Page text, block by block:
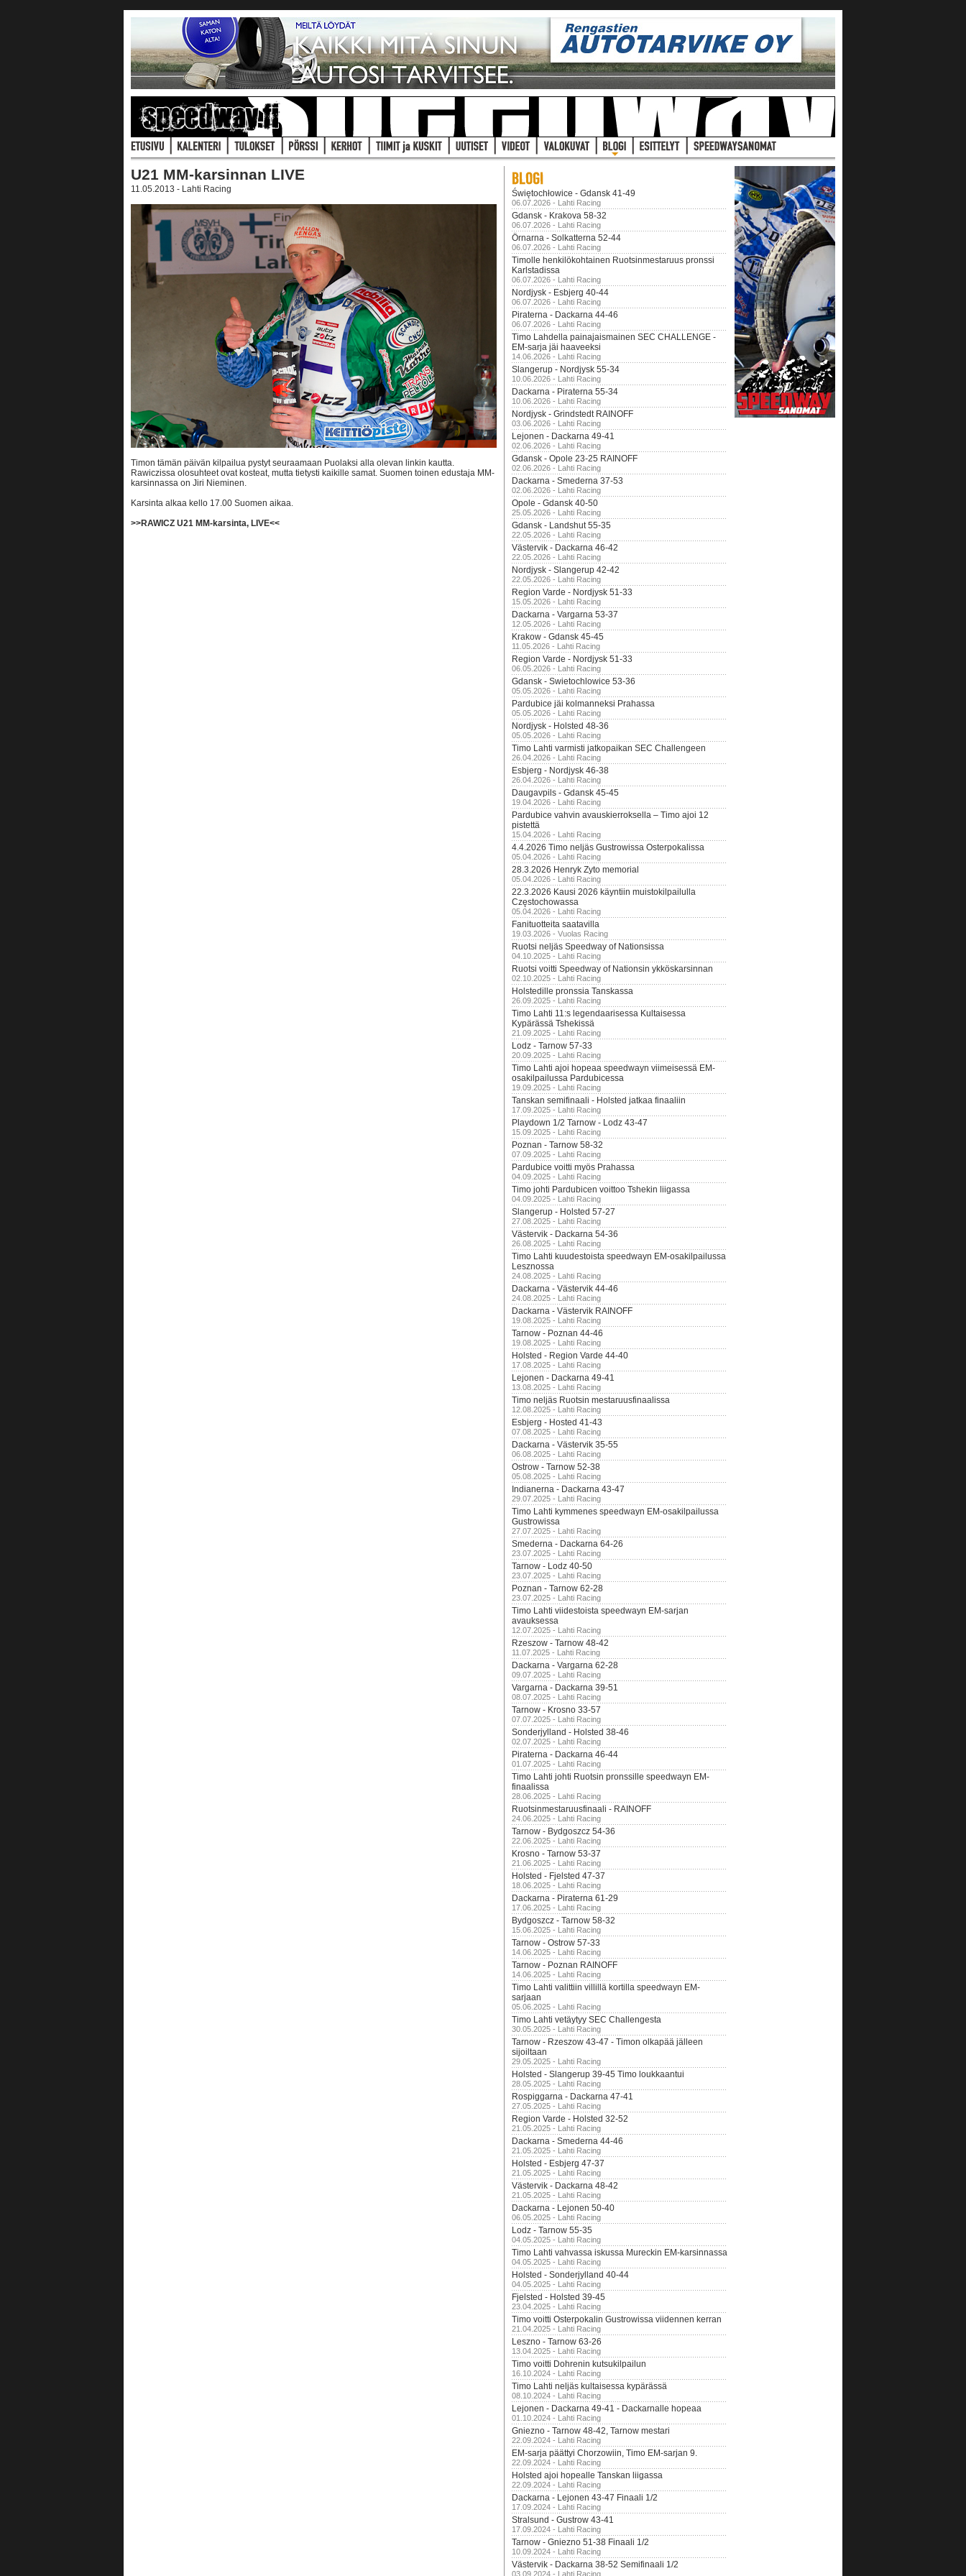
U21 MM-karsinnan LIVE
11.05.2013 - Lahti Racing
Timon tämän päivän kilpailua pystyt seuraamaan Puolaksi alla olevan linkin kautta.
Rawiczissa olosuhteet ovat kosteat, mutta tietysti kaikille samat. Suomen toinen edustaja MM-
karsinnassa on Jiri Nieminen.
Karsinta alkaa kello 17.00 Suomen aikaa.
>>RAWICZ U21 MM-karsinta, LIVE<<
Świętochłowice - Gdansk 41-49
06.07.2026 - Lahti Racing
Gdansk - Krakova 58-32
06.07.2026 - Lahti Racing
Örnarna - Solkatterna 52-44
06.07.2026 - Lahti Racing
Timolle henkilökohtainen Ruotsinmestaruus pronssi
Karlstadissa
06.07.2026 - Lahti Racing
Nordjysk - Esbjerg 40-44
06.07.2026 - Lahti Racing
Piraterna - Dackarna 44-46
06.07.2026 - Lahti Racing
Timo Lahdella painajaismainen SEC CHALLENGE -
EM-sarja jäi haaveeksi
14.06.2026 - Lahti Racing
Slangerup - Nordjysk 55-34
10.06.2026 - Lahti Racing
Dackarna - Piraterna 55-34
10.06.2026 - Lahti Racing
Nordjysk - Grindstedt RAINOFF
03.06.2026 - Lahti Racing
Lejonen - Dackarna 49-41
02.06.2026 - Lahti Racing
Gdansk - Opole 23-25 RAINOFF
02.06.2026 - Lahti Racing
Dackarna - Smederna 37-53
02.06.2026 - Lahti Racing
Opole - Gdansk 40-50
25.05.2026 - Lahti Racing
Gdansk - Landshut 55-35
22.05.2026 - Lahti Racing
Västervik - Dackarna 46-42
22.05.2026 - Lahti Racing
Nordjysk - Slangerup 42-42
22.05.2026 - Lahti Racing
Region Varde - Nordjysk 51-33
15.05.2026 - Lahti Racing
Dackarna - Vargarna 53-37
12.05.2026 - Lahti Racing
Krakow - Gdansk 45-45
11.05.2026 - Lahti Racing
Region Varde - Nordjysk 51-33
06.05.2026 - Lahti Racing
Gdansk - Swietochlowice 53-36
05.05.2026 - Lahti Racing
Pardubice jäi kolmanneksi Prahassa
05.05.2026 - Lahti Racing
Nordjysk - Holsted 48-36
05.05.2026 - Lahti Racing
Timo Lahti varmisti jatkopaikan SEC Challengeen
26.04.2026 - Lahti Racing
Esbjerg - Nordjysk 46-38
26.04.2026 - Lahti Racing
Daugavpils - Gdansk 45-45
19.04.2026 - Lahti Racing
Pardubice vahvin avauskierroksella – Timo ajoi 12
pistettä
15.04.2026 - Lahti Racing
4.4.2026 Timo neljäs Gustrowissa Osterpokalissa
05.04.2026 - Lahti Racing
28.3.2026 Henryk Zyto memorial
05.04.2026 - Lahti Racing
22.3.2026 Kausi 2026 käyntiin muistokilpailulla
Częstochowassa
05.04.2026 - Lahti Racing
Fanituotteita saatavilla
19.03.2026 - Vuolas Racing
Ruotsi neljäs Speedway of Nationsissa
04.10.2025 - Lahti Racing
Ruotsi voitti Speedway of Nationsin ykköskarsinnan
02.10.2025 - Lahti Racing
Holstedille pronssia Tanskassa
26.09.2025 - Lahti Racing
Timo Lahti 11:s legendaarisessa Kultaisessa
Kypärässä Tshekissä
21.09.2025 - Lahti Racing
Lodz - Tarnow 57-33
20.09.2025 - Lahti Racing
Timo Lahti ajoi hopeaa speedwayn viimeisessä EM-
osakilpailussa Pardubicessa
19.09.2025 - Lahti Racing
Tanskan semifinaali - Holsted jatkaa finaaliin
17.09.2025 - Lahti Racing
Playdown 1/2 Tarnow - Lodz 43-47
15.09.2025 - Lahti Racing
Poznan - Tarnow 58-32
07.09.2025 - Lahti Racing
Pardubice voitti myös Prahassa
04.09.2025 - Lahti Racing
Timo johti Pardubicen voittoo Tshekin liigassa
04.09.2025 - Lahti Racing
Slangerup - Holsted 57-27
27.08.2025 - Lahti Racing
Västervik - Dackarna 54-36
26.08.2025 - Lahti Racing
Timo Lahti kuudestoista speedwayn EM-osakilpailussa
Lesznossa
24.08.2025 - Lahti Racing
Dackarna - Västervik 44-46
24.08.2025 - Lahti Racing
Dackarna - Västervik RAINOFF
19.08.2025 - Lahti Racing
Tarnow - Poznan 44-46
19.08.2025 - Lahti Racing
Holsted - Region Varde 44-40
17.08.2025 - Lahti Racing
Lejonen - Dackarna 49-41
13.08.2025 - Lahti Racing
Timo neljäs Ruotsin mestaruusfinaalissa
12.08.2025 - Lahti Racing
Esbjerg - Hosted 41-43
07.08.2025 - Lahti Racing
Dackarna - Västervik 35-55
06.08.2025 - Lahti Racing
Ostrow - Tarnow 52-38
05.08.2025 - Lahti Racing
Indianerna - Dackarna 43-47
29.07.2025 - Lahti Racing
Timo Lahti kymmenes speedwayn EM-osakilpailussa
Gustrowissa
27.07.2025 - Lahti Racing
Smederna - Dackarna 64-26
23.07.2025 - Lahti Racing
Tarnow - Lodz 40-50
23.07.2025 - Lahti Racing
Poznan - Tarnow 62-28
23.07.2025 - Lahti Racing
Timo Lahti viidestoista speedwayn EM-sarjan
avauksessa
12.07.2025 - Lahti Racing
Rzeszow - Tarnow 48-42
11.07.2025 - Lahti Racing
Dackarna - Vargarna 62-28
09.07.2025 - Lahti Racing
Vargarna - Dackarna 39-51
08.07.2025 - Lahti Racing
Tarnow - Krosno 33-57
07.07.2025 - Lahti Racing
Sonderjylland - Holsted 38-46
02.07.2025 - Lahti Racing
Piraterna - Dackarna 46-44
01.07.2025 - Lahti Racing
Timo Lahti johti Ruotsin pronssille speedwayn EM-
finaalissa
28.06.2025 - Lahti Racing
Ruotsinmestaruusfinaali - RAINOFF
24.06.2025 - Lahti Racing
Tarnow - Bydgoszcz 54-36
22.06.2025 - Lahti Racing
Krosno - Tarnow 53-37
21.06.2025 - Lahti Racing
Holsted - Fjelsted 47-37
18.06.2025 - Lahti Racing
Dackarna - Piraterna 61-29
17.06.2025 - Lahti Racing
Bydgoszcz - Tarnow 58-32
15.06.2025 - Lahti Racing
Tarnow - Ostrow 57-33
14.06.2025 - Lahti Racing
Tarnow - Poznan RAINOFF
14.06.2025 - Lahti Racing
Timo Lahti valittiin villillä kortilla speedwayn EM-
sarjaan
05.06.2025 - Lahti Racing
Timo Lahti vetäytyy SEC Challengesta
30.05.2025 - Lahti Racing
Tarnow - Rzeszow 43-47 - Timon olkapää jälleen
sijoiltaan
29.05.2025 - Lahti Racing
Holsted - Slangerup 39-45 Timo loukkaantui
28.05.2025 - Lahti Racing
Rospiggarna - Dackarna 47-41
27.05.2025 - Lahti Racing
Region Varde - Holsted 32-52
21.05.2025 - Lahti Racing
Dackarna - Smederna 44-46
21.05.2025 - Lahti Racing
Holsted - Esbjerg 47-37
21.05.2025 - Lahti Racing
Västervik - Dackarna 48-42
21.05.2025 - Lahti Racing
Dackarna - Lejonen 50-40
06.05.2025 - Lahti Racing
Lodz - Tarnow 55-35
04.05.2025 - Lahti Racing
Timo Lahti vahvassa iskussa Mureckin EM-karsinnassa
04.05.2025 - Lahti Racing
Holsted - Sonderjylland 40-44
04.05.2025 - Lahti Racing
Fjelsted - Holsted 39-45
23.04.2025 - Lahti Racing
Timo voitti Osterpokalin Gustrowissa viidennen kerran
21.04.2025 - Lahti Racing
Leszno - Tarnow 63-26
13.04.2025 - Lahti Racing
Timo voitti Dohrenin kutsukilpailun
16.10.2024 - Lahti Racing
Timo Lahti neljäs kultaisessa kypärässä
08.10.2024 - Lahti Racing
Lejonen - Dackarna 49-41 - Dackarnalle hopeaa
01.10.2024 - Lahti Racing
Gniezno - Tarnow 48-42, Tarnow mestari
22.09.2024 - Lahti Racing
EM-sarja päättyi Chorzowiin, Timo EM-sarjan 9.
22.09.2024 - Lahti Racing
Holsted ajoi hopealle Tanskan liigassa
22.09.2024 - Lahti Racing
Dackarna - Lejonen 43-47 Finaali 1/2
17.09.2024 - Lahti Racing
Stralsund - Gustrow 43-41
17.09.2024 - Lahti Racing
Tarnow - Gniezno 51-38 Finaali 1/2
10.09.2024 - Lahti Racing
Västervik - Dackarna 38-52 Semifinaali 1/2
03.09.2024 - Lahti Racing